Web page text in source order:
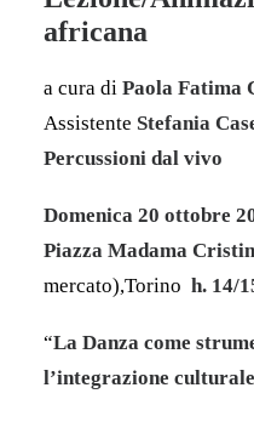
africana
a cura di Paola Fatima
Assistente Stefania
Percussioni dal vivo
Domenica 20 ottobre
Piazza Madama
mercato),Torino h. 14/
“La Danza come
l’integrazione